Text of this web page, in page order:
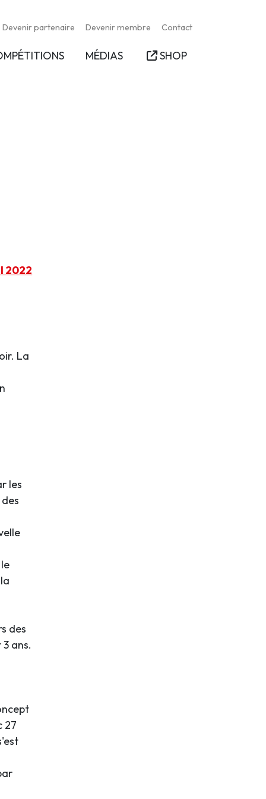
Devenir partenaire Devenir membre Contact
MÉDIAS SHOP
2022
La
les
des
ans.
27